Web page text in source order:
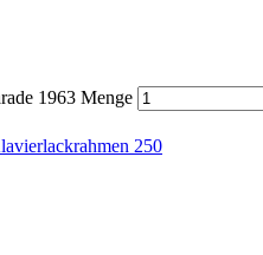
1963 Menge
250